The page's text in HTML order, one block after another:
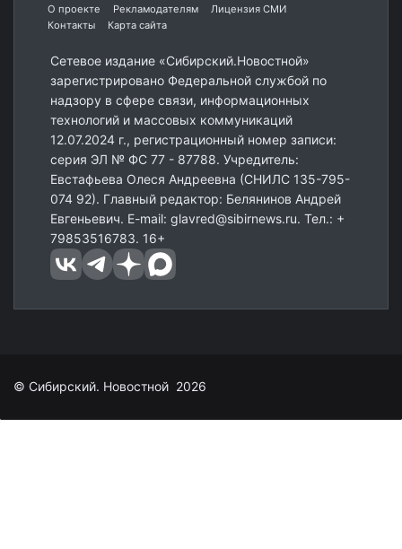
О проекте Рекламодателям
Лицензия СМИ
Контакты
Карта сайта
Сетевое издание «Сибирский.Новостной»
зарегистрировано Федеральной службой по
надзору в сфере связи, информационных
технологий и массовых коммуникаций
12.07.2024 г., регистрационный номер записи:
серия ЭЛ № ФС 77 - 87788. Учредитель:
Евстафьева Олеся Андреевна (СНИЛС 135-795-
074 92). Главный редактор: Белянинов Андрей
Евгеньевич. E-mail: glavred@sibirnews.ru. Тел.: +
79853516783. 16+
© Сибирский. Новостной 2026